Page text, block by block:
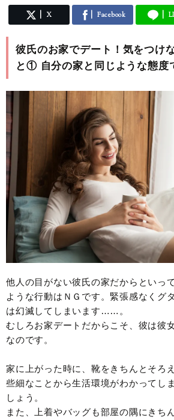
X Facebook
彼氏のお家でデート！気をつけ
と① 自分の家と同じような態度
他人の目がない彼氏の家だからといっ
ような行動はＮＧです。緊張感なくグ
は幻滅してしまいます……。
むしろお家デートだからこそ、彼は彼
なのです。
家に上がった時に、靴をきちんとそろ
些細なことから生活環境がわかってし
しょう。
また、上着やバッグも部屋の隅にきち